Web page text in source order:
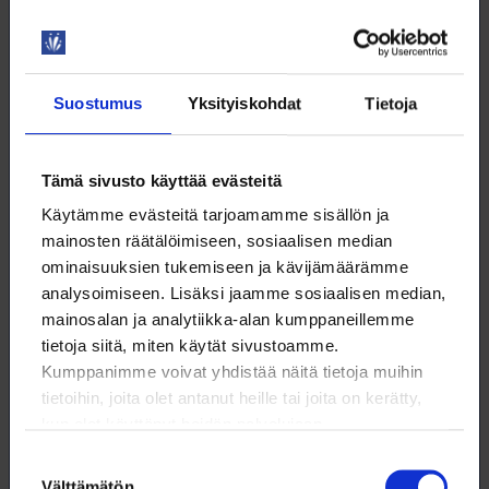
Suostumus Yksityiskohdat Tietoja
Tämä sivusto käyttää evästeitä
Käytämme evästeitä tarjoamamme sisällön ja
mainosten räätälöimiseen, sosiaalisen median
ominaisuuksien tukemiseen ja kävijämäärämme
analysoimiseen. Lisäksi jaamme sosiaalisen median,
mainosalan ja analytiikka-alan kumppaneillemme
tietoja siitä, miten käytät sivustoamme.
Kumppanimme voivat yhdistää näitä tietoja muihin
tietoihin, joita olet antanut heille tai joita on kerätty,
15.2.2021
11.2.2021 TYÖELÄMÄ
Loimun työmarkkina­tutkimus 2020